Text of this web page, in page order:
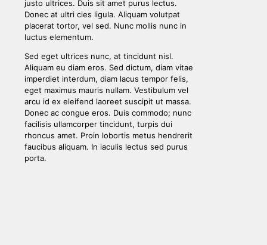
justo ultrices. Duis sit amet purus lectus.
Donec at ultri cies ligula. Aliquam volutpat
placerat tortor, vel sed. Nunc mollis nunc in
luctus elementum.
Sed eget ultrices nunc, at tincidunt nisl.
Aliquam eu diam eros. Sed dictum, diam vitae
imperdiet interdum, diam lacus tempor felis,
eget maximus mauris nullam. Vestibulum vel
arcu id ex eleifend laoreet suscipit ut massa.
Donec ac congue eros. Duis commodo; nunc
facilisis ullamcorper tincidunt, turpis dui
rhoncus amet. Proin lobortis metus hendrerit
faucibus aliquam. In iaculis lectus sed purus
porta.